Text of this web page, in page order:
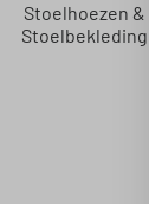
Stoelhoezen &
Stoelbekleding